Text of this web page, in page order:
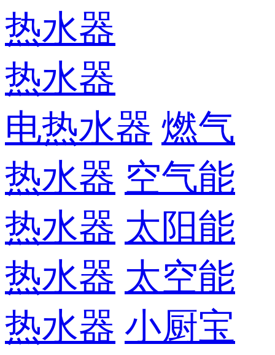
热水器
热水器
电热水器 燃气
热水器 空气能
热水器 太阳能
热水器 太空能
热水器 小厨宝